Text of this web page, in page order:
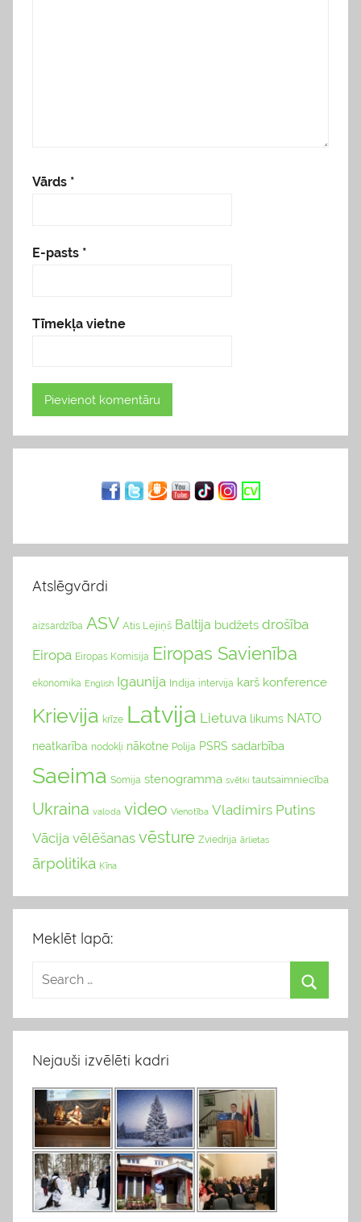
Vārds *
E-pasts *
Tīmekļa vietne
Atslēgvārdi
aizsardzība ASV Atis Lejiņš Baltija budžets drošība
Eiropa Eiropas Komisija Eiropas Savienība
ekonomika English Igaunija Indija intervija karš konference
Krievija krīze Latvija Lietuva likums NATO
neatkarība nodokļi nākotne Polija PSRS sadarbība
Saeima Somija stenogramma svētki tautsaimniecība
Ukraina valoda video Vienotība Vladimirs Putins
Vācija vēlēšanas vēsture Zviedrija ārlietas
ārpolitika Ķīna
Meklēt lapā:
Nejauši izvēlēti kadri